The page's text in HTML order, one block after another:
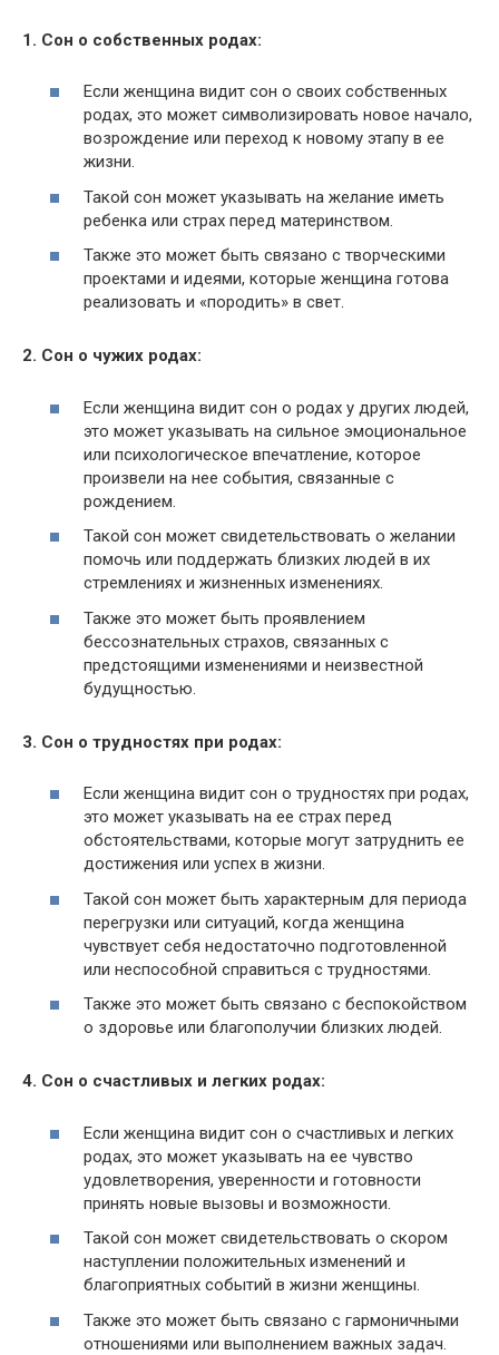
1. Сон о собственных родах:
Если женщина видит сон о своих собственных
родах, это может символизировать новое начало,
возрождение или переход к новому этапу в ее
жизни.
Такой сон может указывать на желание иметь
ребенка или страх перед материнством.
Также это может быть связано с творческими
проектами и идеями, которые женщина готова
реализовать и «породить» в свет.
2. Сон о чужих родах:
Если женщина видит сон о родах у других людей,
это может указывать на сильное эмоциональное
или психологическое впечатление, которое
произвели на нее события, связанные с
рождением.
Такой сон может свидетельствовать о желании
помочь или поддержать близких людей в их
стремлениях и жизненных изменениях.
Также это может быть проявлением
бессознательных страхов, связанных с
предстоящими изменениями и неизвестной
будущностью.
3. Сон о трудностях при родах:
Если женщина видит сон о трудностях при родах,
это может указывать на ее страх перед
обстоятельствами, которые могут затруднить ее
достижения или успех в жизни.
Такой сон может быть характерным для периода
перегрузки или ситуаций, когда женщина
чувствует себя недостаточно подготовленной
или неспособной справиться с трудностями.
Также это может быть связано с беспокойством
о здоровье или благополучии близких людей.
4. Сон о счастливых и легких родах:
Если женщина видит сон о счастливых и легких
родах, это может указывать на ее чувство
удовлетворения, уверенности и готовности
принять новые вызовы и возможности.
Такой сон может свидетельствовать о скором
наступлении положительных изменений и
благоприятных событий в жизни женщины.
Также это может быть связано с гармоничными
отношениями или выполнением важных задач.